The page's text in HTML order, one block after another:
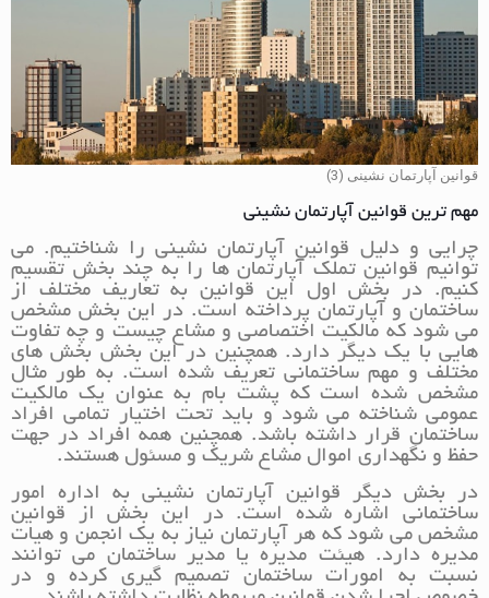
قوانین آپارتمان نشینی (3)
مهم ترین قوانین آپارتمان نشینی
چرایی و دلیل قوانین آپارتمان نشینی را شناختیم. می
توانیم قوانین تملک آپارتمان ها را به چند بخش تقسیم
کنیم. در بخش اول این قوانین به تعاریف مختلف از
ساختمان و آپارتمان پرداخته است. در این بخش مشخص
می شود که مالکیت اختصاصی و مشاع چیست و چه تفاوت
هایی با یک دیگر دارد. همچنین در این بخش بخش های
مختلف و مهم ساختمانی تعریف شده است. به طور مثال
مشخص شده است که پشت بام به عنوان یک مالکیت
عمومی شناخته می شود و باید تحت اختیار تمامی افراد
ساختمان قرار داشته باشد. همچنین همه افراد در جهت
حفظ و نگهداری اموال مشاع شریک و مسئول هستند.
در بخش دیگر قوانین آپارتمان نشینی به اداره امور
ساختمانی اشاره شده است. در این بخش از قوانین
مشخص می شود که هر آپارتمان نیاز به یک انجمن و هیات
مدیره دارد. هیئت مدیره یا مدیر ساختمان می توانند
نسبت به امورات ساختمان تصمیم گیری کرده و در